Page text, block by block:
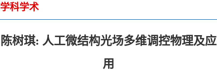
况
设
才
社
学科学术
陈树琪: 人工微结构光场多维调控物理及应
用